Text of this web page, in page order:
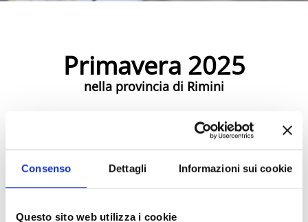
Consenso Dettagli Informazioni sui cookie
Questo sito web utilizza i cookie
Primavera 2025
nella provincia di Rimini
Eventi di Primavera Riviera Rimini